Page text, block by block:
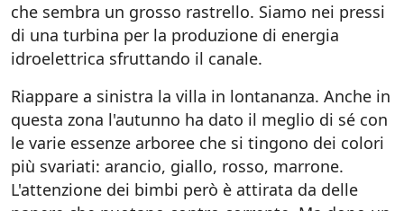
che sembra un grosso rastrello. Siamo nei pressi
di una turbina per la produzione di energia
idroelettrica sfruttando il canale.
Riappare a sinistra la villa in lontananza. Anche in
questa zona l'autunno ha dato il meglio di sé con
le varie essenze arboree che si tingono dei colori
più svariati: arancio, giallo, rosso, marrone.
L'attenzione dei bimbi però è attirata da delle